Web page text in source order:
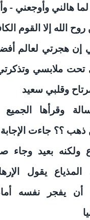
فوزي
لما هالني وأوجعني -
الله إلا القوم
إن هجرتي لعالم
تحت ملابسي
وقلبي سعيد
وقرأها
ذهب ؟؟ جاءت
ولكنه بعيد وجاء
يقول
أن يفجر نفسه